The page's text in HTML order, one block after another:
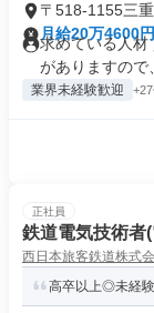
〒518-1155三
月給20万4600
求めている人材
がありますので
業界未経験歓迎
正社員
鉄道電気技術者
西日本旅客鉄道株式
高卒以上◎未経